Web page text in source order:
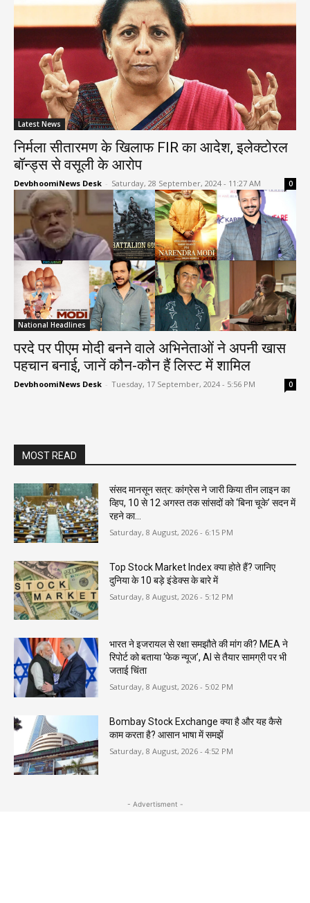
Latest News
निर्मला सीतारमण के खिलाफ FIR का आदेश, इलेक्टोरल
बॉन्ड्स से वसूली के आरोप
DevbhoomiNews Desk - Saturday, 28 September, 2024 - 11:27 AM 0
National Headlines
परदे पर पीएम मोदी बनने वाले अभिनेताओं ने अपनी खास
पहचान बनाई, जानें कौन-कौन हैं लिस्ट में शामिल
DevbhoomiNews Desk - Tuesday, 17 September, 2024 - 5:56 PM 0
MOST READ
संसद मानसून सत्र: कांग्रेस ने जारी किया तीन लाइन का
व्हिप, 10 से 12 अगस्त तक सांसदों को ‘बिना चूके’ सदन में
रहने का...
Saturday, 8 August, 2026 - 6:15 PM
Top Stock Market Index क्या होते हैं? जानिए
दुनिया के 10 बड़े इंडेक्स के बारे में
Saturday, 8 August, 2026 - 5:12 PM
भारत ने इजरायल से रक्षा समझौते की मांग की? MEA ने
रिपोर्ट को बताया ‘फेक न्यूज’, AI से तैयार सामग्री पर भी
जताई चिंता
Saturday, 8 August, 2026 - 5:02 PM
Bombay Stock Exchange क्या है और यह कैसे
काम करता है? आसान भाषा में समझें
Saturday, 8 August, 2026 - 4:52 PM
- Advertisment -